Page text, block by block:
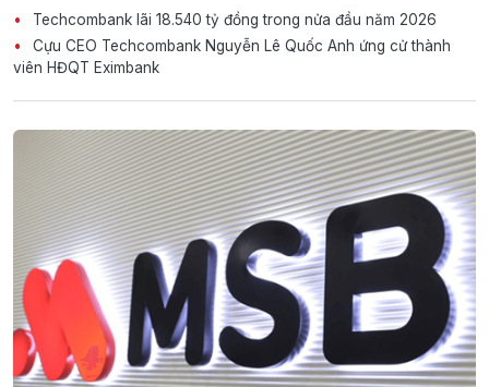
Techcombank lãi 18.540 tỷ đồng trong nửa đầu năm 2026
Cựu CEO Techcombank Nguyễn Lê Quốc Anh ứng cử thành
viên HĐQT Eximbank